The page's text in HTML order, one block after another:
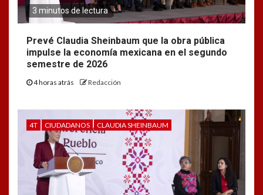
3 minutos de lectura
Prevé Claudia Sheinbaum que la obra pública
impulse la economía mexicana en el segundo
semestre de 2026
4 horas atrás Redacción
4T CIUDADANOS CLAUDIA SHEINBAUM